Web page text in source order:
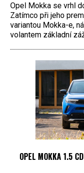
Opel Mokka se vrhl
Zatímco při jeho
variantou Mokka-e,
volantem základní
OPEL MOKKA 1.5